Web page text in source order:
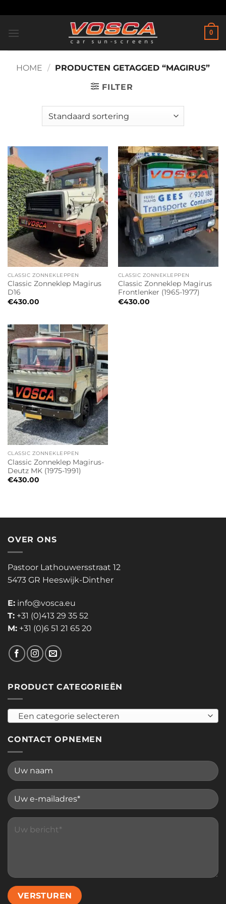
naar
inhoud
0
HOME / PRODUCTEN GETAGGED “MAGIRUS”
FILTER
CLASSIC ZONNEKLEPPEN
Classic Zonneklep Magirus
D16
€430.00
CLASSIC ZONNEKLEPPEN
Classic Zonneklep Magirus
Frontlenker (1965-1977)
€430.00
CLASSIC ZONNEKLEPPEN
Classic Zonneklep Magirus-
Deutz MK (1975-1991)
€430.00
OVER ONS
Pastoor Lathouwersstraat 12
5473 GR Heeswijk-Dinther
E: info@vosca.eu
T: +31 (0)413 29 35 52
M: +31 (0)6 51 21 65 20
PRODUCT CATEGORIEËN
Een categorie selecteren
CONTACT OPNEMEN
Please leave this field empty.